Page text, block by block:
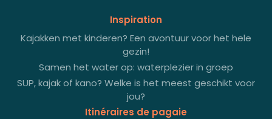
Inspiration
Kajakken met kinderen? Een avontuur voor het hele
gezin!
Samen het water op: waterplezier in groep
SUP, kajak of kano? Welke is het meest geschikt voor
jou?
Itinéraires de pagaie